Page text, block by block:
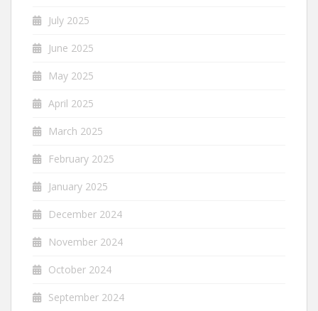
July 2025
June 2025
May 2025
April 2025
March 2025
February 2025
January 2025
December 2024
November 2024
October 2024
September 2024